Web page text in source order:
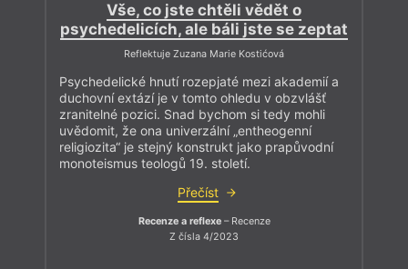
Vše, co jste chtěli vědět o
psychedelicích, ale báli jste se zeptat
Reflektuje Zuzana Marie Kostićová
Psychedelické hnutí rozepjaté mezi akademií a
duchovní extází je v tomto ohledu v obzvlášť
zranitelné pozici. Snad bychom si tedy mohli
uvědomit, že ona univerzální „entheogenní
religiozita“ je stejný konstrukt jako prapůvodní
monoteismus teologů 19. století.
Přečíst
Recenze a reflexe– Recenze
Z čísla 4/2023